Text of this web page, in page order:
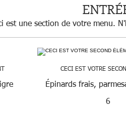
est une section de votre menu.
CECI EST VOTRE
Épinards frais,
6